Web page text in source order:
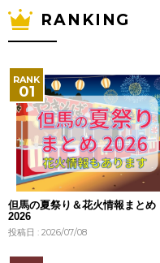
RANKING
但馬の夏祭り＆花火情報まとめ
2026
投稿日 : 2026/07/08